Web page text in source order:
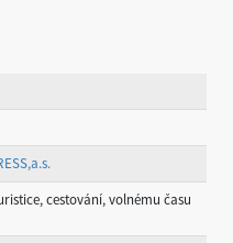
cestování, volnému času